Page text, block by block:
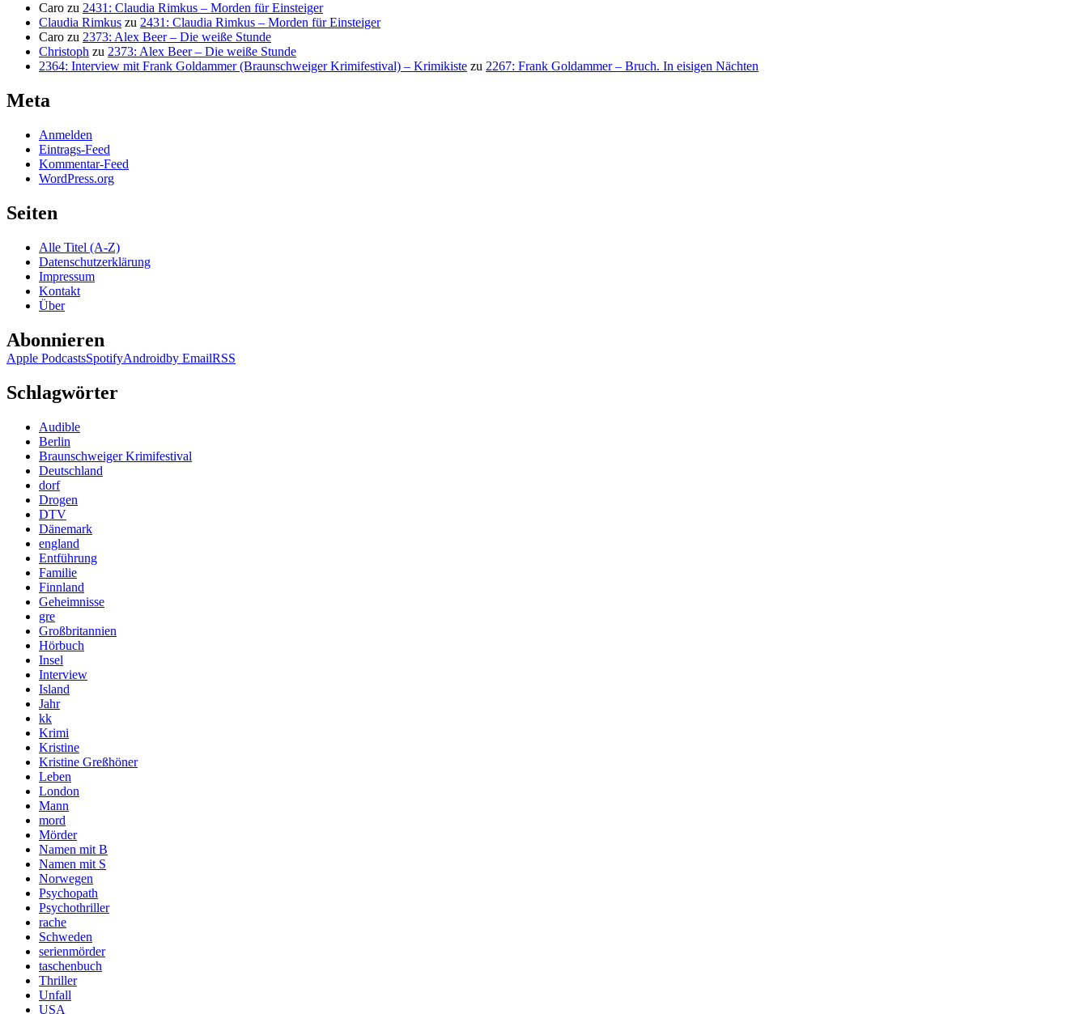
Caro zu 2431: Claudia Rimkus – Morden für Einsteiger
Claudia Rimkus zu 2431: Claudia Rimkus – Morden für Einsteiger
Caro zu 2373: Alex Beer – Die weiße Stunde
Christoph zu 2373: Alex Beer – Die weiße Stunde
2364: Interview mit Frank Goldammer (Braunschweiger Krimifestival) – Krimikiste zu 2267: Frank Goldammer – Bruch. In eisigen Nächten
Meta
Anmelden
Eintrags-Feed
Kommentar-Feed
WordPress.org
Seiten
Alle Titel (A-Z)
Datenschutzerklärung
Impressum
Kontakt
Über
Abonnieren
Apple PodcastsSpotifyAndroidby EmailRSS
Schlagwörter
Audible
Berlin
Braunschweiger Krimifestival
Deutschland
dorf
Drogen
DTV
Dänemark
england
Entführung
Familie
Finnland
Geheimnisse
gre
Großbritannien
Hörbuch
Insel
Interview
Island
Jahr
kk
Krimi
Kristine
Kristine Greßhöner
Leben
London
Mann
mord
Mörder
Namen mit B
Namen mit S
Norwegen
Psychopath
Psychothriller
rache
Schweden
serienmörder
taschenbuch
Thriller
Unfall
USA